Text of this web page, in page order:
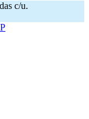
c/u.